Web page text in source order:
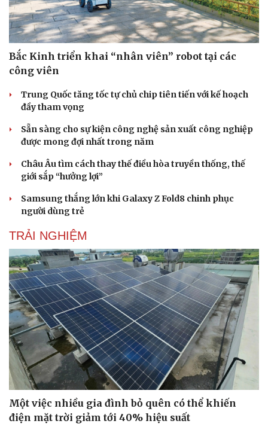
Bắc Kinh triển khai “nhân viên” robot tại các
công viên
Trung Quốc tăng tốc tự chủ chip tiên tiến với kế hoạch
đầy tham vọng
Sẵn sàng cho sự kiện công nghệ sản xuất công nghiệp
được mong đợi nhất trong năm
Châu Âu tìm cách thay thế điều hòa truyền thống, thế
giới sắp “hưởng lợi”
Samsung thắng lớn khi Galaxy Z Fold8 chinh phục
người dùng trẻ
TRẢI NGHIỆM
Một việc nhiều gia đình bỏ quên có thể khiến
điện mặt trời giảm tới 40% hiệu suất